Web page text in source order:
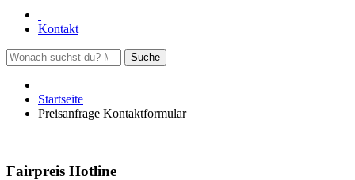
Kontakt
Suche
Startseite
Preisanfrage Kontaktformular
Fairpreis Hotline